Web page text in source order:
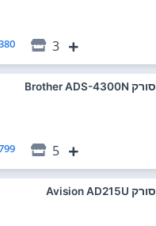
3
2,172 ₪
סורק Brother ADS-4300N
5
1,929 ₪
סורק Avision AD215U